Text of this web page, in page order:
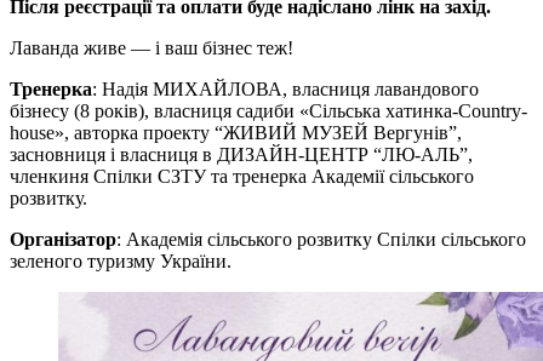
Після реєстрації та оплати буде надіслано лінк на захід.
Лаванда живе — і ваш бізнес теж!
Тренерка: Надія МИХАЙЛОВА, власниця лавандового
бізнесу (8 років), власниця садиби «Сільська хатинка-Country-
house», авторка проекту “ЖИВИЙ МУЗЕЙ Вергунів”,
засновниця і власниця в ДИЗАЙН-ЦЕНТР “ЛЮ-АЛЬ”,
членкиня Спілки СЗТУ та тренерка Академії сільського
розвитку.
Організатор: Академія сільського розвитку Спілки сільського
зеленого туризму України.